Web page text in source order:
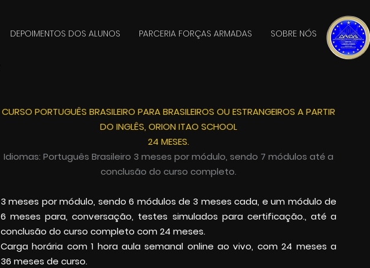
DEPOIMENTOS DOS ALUNOS PARCERIA FORÇAS ARMADAS SOBRE NÓS
CURSO PORTUGUÊS BRASILEIRO PARA BRASILEIROS OU ESTRANGEIROS A PARTIR
DO INGLÊS, ORION ITAO SCHOOL
24 MESES.
Idiomas: Português Brasileiro 3 meses por módulo, sendo 7 módulos até a
conclusão do curso completo.
3 meses por módulo, sendo 6 módulos de 3 meses cada, e um módulo de
6 meses para, conversação, testes simulados para certificação., até a
conclusão do curso completo com 24 meses.
Carga horária com1 hora aula semanal online ao vivo, com 24 meses a
36 meses de curso.